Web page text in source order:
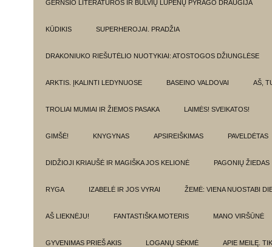
GERNSIO LITERATŪROS IR BULVIŲ LUPENŲ PYRAGO DRAUGIJA
KŪDIKIS SUPERHEROJAI. PRADŽIA
DRAKONIUKO RIEŠUTĖLIO NUOTYKIAI: ATOSTOGOS DŽIUNGLĖSE
ARKTIS. ĮKALINTI LEDYNUOSE BASEINO VALDOVAI AŠ,
TROLIAI MUMIAI IR ŽIEMOS PASAKA LAIMĖS! SVEIKATOS!
GIMŠĖ! KNYGYNAS APSIREIŠKIMAS PAVELDĖTAS
DIDŽIOJI KRIAUŠĖ IR MAGIŠKA JOS KELIONĖ PAGONIŲ ŽIEDAS
RYGA IZABELĖ IR JOS VYRAI ŽEMĖ: VIENA NUOSTABI
AŠ LIEKNĖJU! FANTASTIŠKA MOTERIS MANO VIRŠŪNĖ
GYVENIMAS PRIEŠ AKIS LOGANŲ SĖKMĖ APIE MEILĘ.